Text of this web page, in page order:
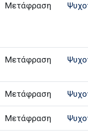
Μετάφραση
Μετάφραση
Μετάφραση
Μετάφραση